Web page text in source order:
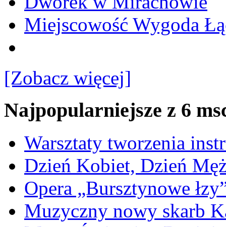
Miejscowość Wygoda
[Zobacz więcej]
Najpopularniejsze z 6
Warsztaty tworzenia
Dzień Kobiet, Dzień
Opera „Bursztynowe
Muzyczny nowy skarb